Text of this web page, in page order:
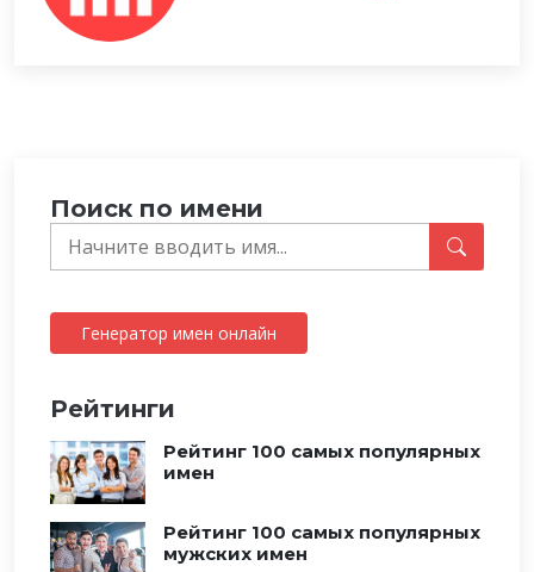
Поиск по имени
Генератор имен онлайн
Рейтинги
Рейтинг 100 самых популярных
имен
Рейтинг 100 самых популярных
мужских имен